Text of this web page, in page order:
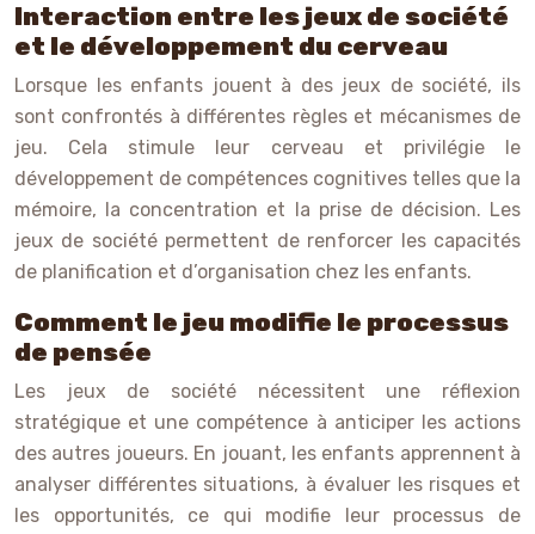
Interaction entre les jeux de société
et le développement du cerveau
Lorsque les enfants jouent à des jeux de société, ils
sont confrontés à différentes règles et mécanismes de
jeu. Cela stimule leur cerveau et privilégie le
développement de compétences cognitives telles que la
mémoire, la concentration et la prise de décision. Les
jeux de société permettent de renforcer les capacités
de planification et d’organisation chez les enfants.
Comment le jeu modifie le processus
de pensée
Les jeux de société nécessitent une réflexion
stratégique et une compétence à anticiper les actions
des autres joueurs. En jouant, les enfants apprennent à
analyser différentes situations, à évaluer les risques et
les opportunités, ce qui modifie leur processus de